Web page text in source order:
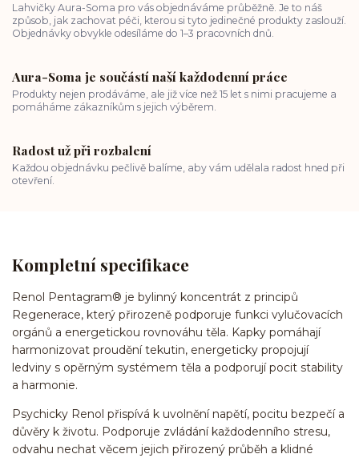
Lahvičky Aura-Soma pro vás objednáváme průběžně. Je to náš
způsob, jak zachovat péči, kterou si tyto jedinečné produkty zaslouží.
Objednávky obvykle odesíláme do 1–3 pracovních dnů.
Aura-Soma je součástí naší každodenní práce
Produkty nejen prodáváme, ale již více než 15 let s nimi pracujeme a
pomáháme zákazníkům s jejich výběrem.
Radost už při rozbalení
Každou objednávku pečlivě balíme, aby vám udělala radost hned při
otevření.
Kompletní specifikace
Renol Pentagram® je bylinný koncentrát z principů
Regenerace, který přirozeně podporuje funkci vylučovacích
orgánů a energetickou rovnováhu těla. Kapky pomáhají
harmonizovat proudění tekutin, energeticky propojují
ledviny s opěrným systémem těla a podporují pocit stability
a harmonie.
Psychicky Renol přispívá k uvolnění napětí, pocitu bezpečí a
důvěry k životu. Podporuje zvládání každodenního stresu,
odvahu nechat věcem jejich přirozený průběh a klidné